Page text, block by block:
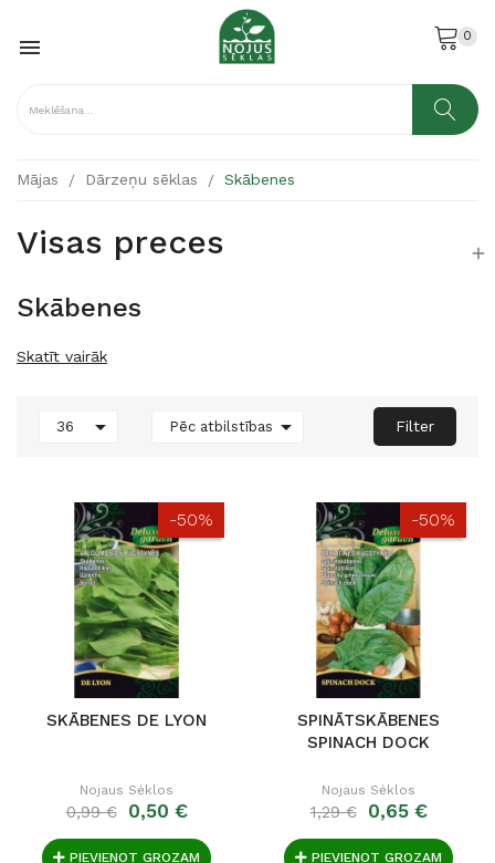
 0
Mājas Dārzeņu sēklas Skābenes
Visas preces 
Skābenes
Skatīt vairāk
36  Pēc atbilstības  Filter
-50%
SKĀBENES DE LYON
Nojaus Sėklos
0,99 € 0,50 €
PIEVIENOT GROZAM
-50%
SPINĀTSKĀBENES
SPINACH DOCK
Nojaus Sėklos
1,29 € 0,65 €
PIEVIENOT GROZAM